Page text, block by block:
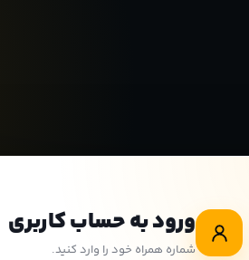
ورود به حساب کاربری
شماره همراه خود را وارد کنید.